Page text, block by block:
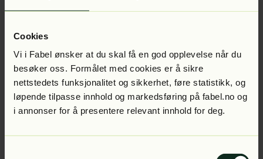
Cookies
Vi i Fabel ønsker at du skal få en god opplevelse når du
besøker oss. Formålet med cookies er å sikre
nettstedets funksjonalitet og sikkerhet, føre statistikk, og
løpende tilpasse innhold og markedsføring på fabel.no og
i annonser for å presentere relevant innhold for deg.